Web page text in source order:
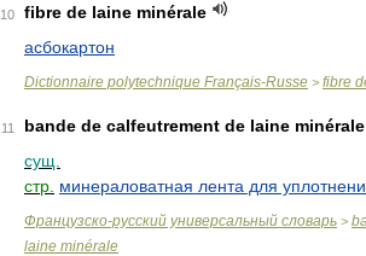
10
fibre de laine minérale
асбокартон
Dictionnaire polytechnique Français-Russe > fibre
11
bande de calfeutrement de laine minérale
сущ.
стр. минераловатная лента для
Французско-русский универсальный словарь >
laine minérale